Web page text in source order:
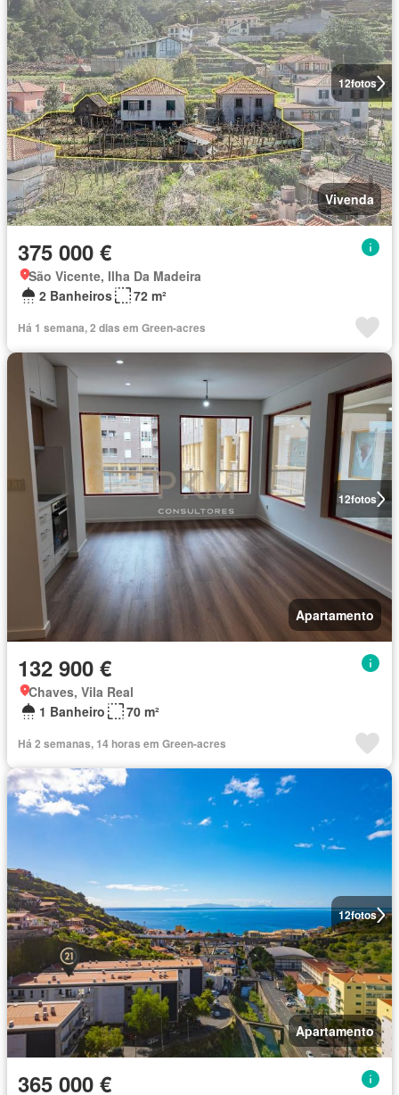
12fotos
Vivenda
375 000 €
São Vicente, Ilha Da Madeira
2 Banheiros
72 m²
Há 1 semana, 2 dias em Green-acres
12fotos
Apartamento
132 900 €
Chaves, Vila Real
1 Banheiro
70 m²
Há 2 semanas, 14 horas em Green-acres
12fotos
Apartamento
365 000 €